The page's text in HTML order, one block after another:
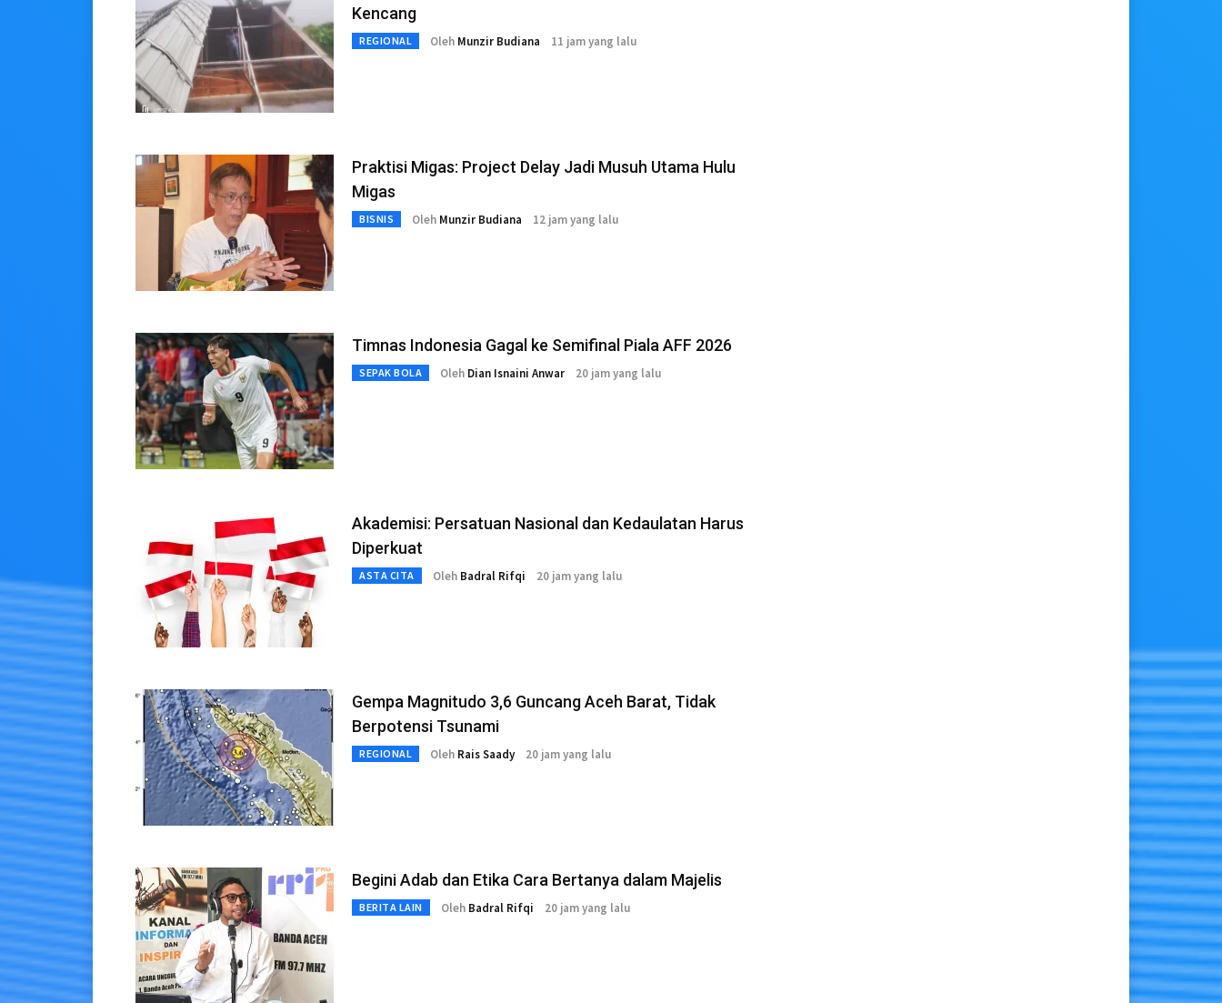
Kencang
REGIONAL Oleh Munzir Budiana 11 jam yang lalu
Praktisi Migas: Project Delay Jadi Musuh Utama Hulu
Migas
BISNIS Oleh Munzir Budiana 12 jam yang lalu
Timnas Indonesia Gagal ke Semifinal Piala AFF 2026
SEPAK BOLA Oleh Dian Isnaini Anwar 20 jam yang lalu
Akademisi: Persatuan Nasional dan Kedaulatan Harus
Diperkuat
ASTA CITA Oleh Badral Rifqi 20 jam yang lalu
Gempa Magnitudo 3,6 Guncang Aceh Barat, Tidak
Berpotensi Tsunami
REGIONAL Oleh Rais Saady 20 jam yang lalu
Begini Adab dan Etika Cara Bertanya dalam Majelis
BERITA LAIN Oleh Badral Rifqi 20 jam yang lalu